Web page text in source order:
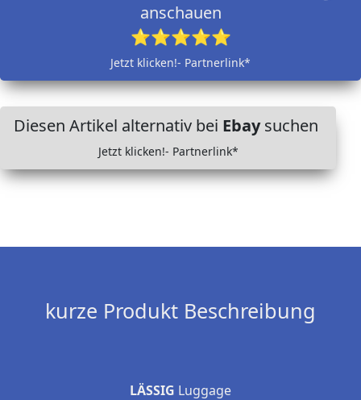
anschauen
⭐⭐⭐⭐⭐
Jetzt klicken!- Partnerlink*
Diesen Artikel alternativ bei Ebaysuchen
Jetzt klicken!- Partnerlink*
kurze Produkt Beschreibung
LÄSSIG Luggage